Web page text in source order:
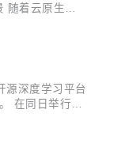
着云原生、
源深度学习平台
在同日举行的